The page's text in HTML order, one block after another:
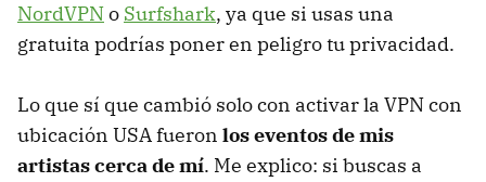
NordVPNo Surfshark, ya que si usas una
gratuita podrías poner en peligro tu privacidad.
Lo que sí que cambió solo con activar la VPN con
ubicación USA fueron los eventos de mis
artistas cerca de mí. Me explico: si buscas a